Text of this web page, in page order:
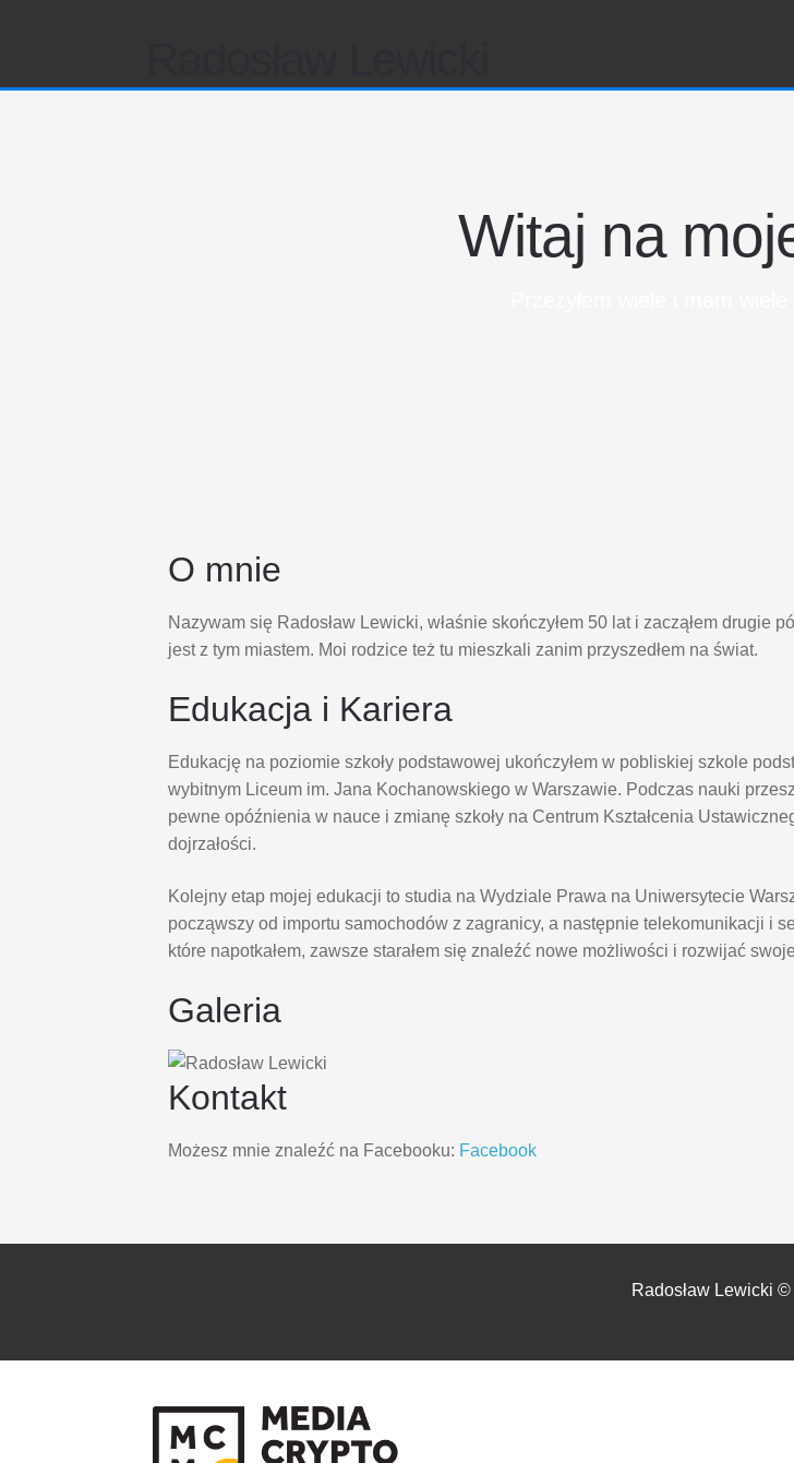
Witaj na
O mnie
Nazywam się Radosław Lewicki, właśnie skończyłem 50 lat i zacząłem drugie
jest z tym miastem. Moi rodzice też tu mieszkali zanim przyszedłem na świat.
Edukacja i Kariera
Edukację na poziomie szkoły podstawowej ukończyłem w pobliskiej szkole
wybitnym Liceum im. Jana Kochanowskiego w Warszawie. Podczas nauki
pewne opóźnienia w nauce i zmianę szkoły na Centrum Kształcenia
dojrzałości.
Kolejny etap mojej edukacji to studia na Wydziale Prawa na Uniwersytecie
począwszy od importu samochodów z zagranicy, a następnie telekomunikacji i
które napotkałem, zawsze starałem się znaleźć nowe możliwości i rozwijać
Galeria
Kontakt
Możesz mnie znaleźć na Facebooku: Facebook
Radosław Lewicki
PRZEJDŹ
DO
PRZEJDŹ
DO